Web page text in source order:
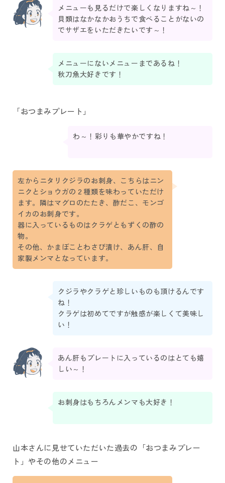
メニューも見るだけで楽しくなりますね～！
貝類はなかなかおうちで食べることがないの
でサザエをいただきたいです～！
メニューにないメニューまであるね！
秋刀魚大好きです！
「おつまみプレート」
わ～！彩りも華やかですね！
左からニタリクジラのお刺身、こちらはニン
ニクとショウガの２種類を味わっていただけ
ます。隣はマグロのたたき、酢だこ、モンゴ
イカのお刺身です。
器に入っているものはクラゲともずくの酢の
物。
その他、かまぼことわさび漬け、あん肝、自
家製メンマとなっています。
クジラやクラゲと珍しいものも頂けるんです
ね！
クラゲは初めてですが触感が楽しくて美味し
い！
あん肝もプレートに入っているのはとても嬉
しい～！
お刺身はもちろんメンマも大好き！
山本さんに見せていただいた過去の「おつまみプレー
ト」やその他のメニュー